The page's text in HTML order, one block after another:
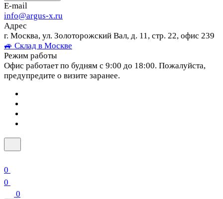
E-mail
info@argus-x.ru
Адрес
г. Москва, ул. Золоторожский Вал, д. 11, стр. 22, офис 239
🚙 Склад в Москве
Режим работы
Офис работает по будням с 9:00 до 18:00. Пожалуйста,
предупредите о визите заранее.
0
0
0